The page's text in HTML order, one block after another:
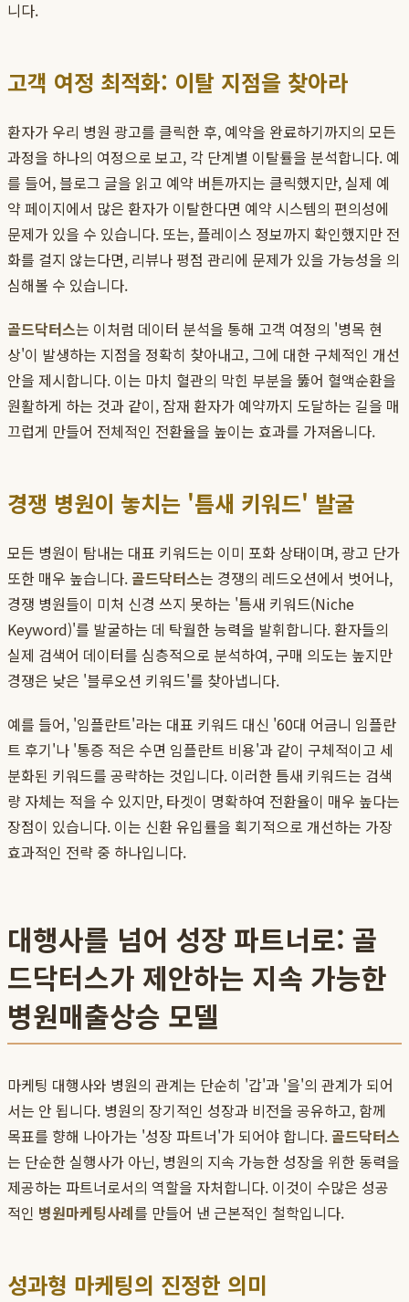
니다.
고객 여정 최적화: 이탈 지점을 찾아라
환자가 우리 병원 광고를 클릭한 후, 예약을 완료하기까지의 모든
과정을 하나의 여정으로 보고, 각 단계별 이탈률을 분석합니다. 예
를 들어, 블로그 글을 읽고 예약 버튼까지는 클릭했지만, 실제 예
약 페이지에서 많은 환자가 이탈한다면 예약 시스템의 편의성에
문제가 있을 수 있습니다. 또는, 플레이스 정보까지 확인했지만 전
화를 걸지 않는다면, 리뷰나 평점 관리에 문제가 있을 가능성을 의
심해볼 수 있습니다.
골드닥터스는 이처럼 데이터 분석을 통해 고객 여정의 '병목 현
상'이 발생하는 지점을 정확히 찾아내고, 그에 대한 구체적인 개선
안을 제시합니다. 이는 마치 혈관의 막힌 부분을 뚫어 혈액순환을
원활하게 하는 것과 같이, 잠재 환자가 예약까지 도달하는 길을 매
끄럽게 만들어 전체적인 전환율을 높이는 효과를 가져옵니다.
경쟁 병원이 놓치는 '틈새 키워드' 발굴
모든 병원이 탐내는 대표 키워드는 이미 포화 상태이며, 광고 단가
또한 매우 높습니다. 골드닥터스는 경쟁의 레드오션에서 벗어나,
경쟁 병원들이 미처 신경 쓰지 못하는 '틈새 키워드(Niche
Keyword)'를 발굴하는 데 탁월한 능력을 발휘합니다. 환자들의
실제 검색어 데이터를 심층적으로 분석하여, 구매 의도는 높지만
경쟁은 낮은 '블루오션 키워드'를 찾아냅니다.
예를 들어, '임플란트'라는 대표 키워드 대신 '60대 어금니 임플란
트 후기'나 '통증 적은 수면 임플란트 비용'과 같이 구체적이고 세
분화된 키워드를 공략하는 것입니다. 이러한 틈새 키워드는 검색
량 자체는 적을 수 있지만, 타겟이 명확하여 전환율이 매우 높다는
장점이 있습니다. 이는 신환 유입률을 획기적으로 개선하는 가장
효과적인 전략 중 하나입니다.
대행사를 넘어 성장 파트너로: 골
드닥터스가 제안하는 지속 가능한
병원매출상승 모델
마케팅 대행사와 병원의 관계는 단순히 '갑'과 '을'의 관계가 되어
서는 안 됩니다. 병원의 장기적인 성장과 비전을 공유하고, 함께
목표를 향해 나아가는 '성장 파트너'가 되어야 합니다. 골드닥터스
는 단순한 실행사가 아닌, 병원의 지속 가능한 성장을 위한 동력을
제공하는 파트너로서의 역할을 자처합니다. 이것이 수많은 성공
적인 병원마케팅사례를 만들어 낸 근본적인 철학입니다.
성과형 마케팅의 진정한 의미